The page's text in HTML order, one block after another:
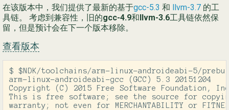
在该版本中，我们提供了最新的基于gcc-5.3 和 llvm-3.7 的工
具链。 考虑到兼容性，旧的gcc-4.9和llvm-3.6工具链依然保
留，但是预计会在下一个版本移除。
查看版本
$ $NDK/toolchains/arm-linux-androideabi-5/
arm-linux-androideabi-gcc (GCC) 5.3 20151204
Copyright (C) 2015 Free Software Foundation,
This is free software; see the source for
warranty; not even for MERCHANTABILITY or FITNESS